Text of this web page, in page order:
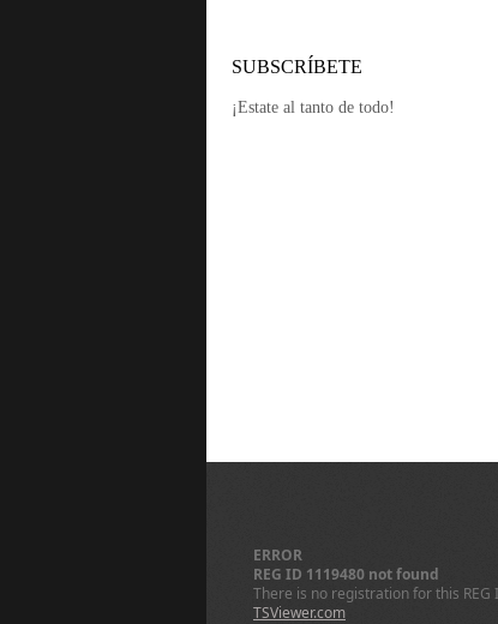
SUBSCRÍBETE
¡Estate al tanto de todo!
ERROR
REG ID 1119480 not found
There is no registration for this REG
TSViewer.com